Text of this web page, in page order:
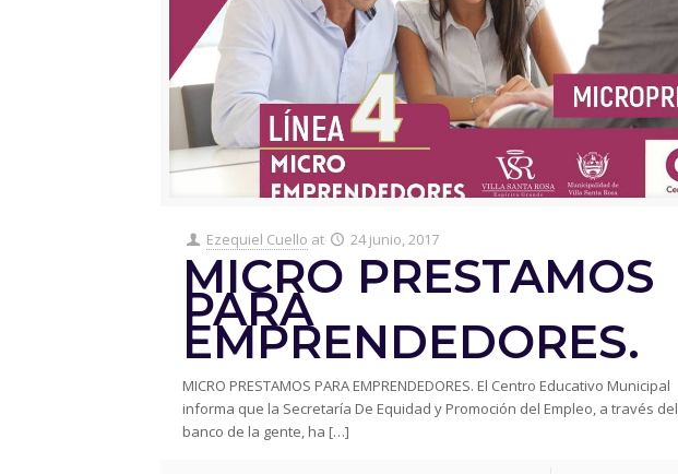
Ezequiel Cuello at 24 junio, 2017
MICRO PRESTAMOS
PARA
EMPRENDEDORES.
MICRO PRESTAMOS PARA EMPRENDEDORES. El Centro Educativo Municipal
informa que la Secretaría De Equidad y Promoción del Empleo, a través del
banco de la gente, ha […]